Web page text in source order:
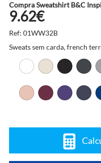
Compra Sweatshirt B&C
9.62€
Ref: 01WW32B
Sweats sem carda, french